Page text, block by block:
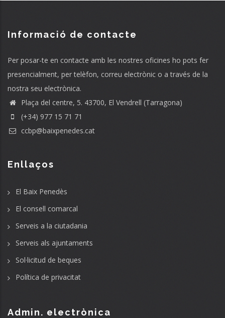
Informació de contacte
Per posar-te en contacte amb les nostres oficines ho pots fer
presencialment, per telèfon, correu electrònic o a través de la
nostra seu electrònica.
Plaça del centre, 5. 43700, El Vendrell (Tarragona)
(+34) 977 15 71 71
ccbp@baixpenedes.cat
Enllaços
El Baix Penedès
El consell comarcal
Serveis a la ciutadania
Serveis als ajuntaments
Sol·licitud de beques
Política de privacitat
Admin. electrònica